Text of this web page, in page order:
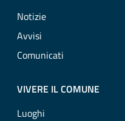
Notizie
Avvisi
Comunicati
VIVERE IL COMUNE
Luoghi